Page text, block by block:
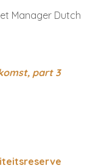
Manager Dutch
part 3